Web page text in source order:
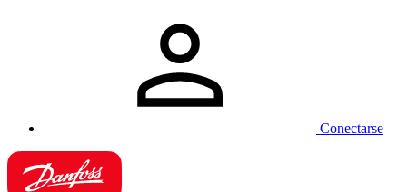
Conectarse